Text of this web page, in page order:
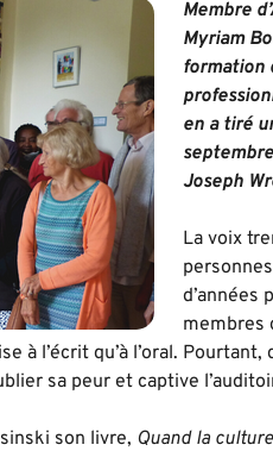
Membre
Myriam
formation
en a tiré
Joseph
La voix
d’années
membres
à l’écrit qu’à l’oral.
sa peur et captive
son livre, Quand la